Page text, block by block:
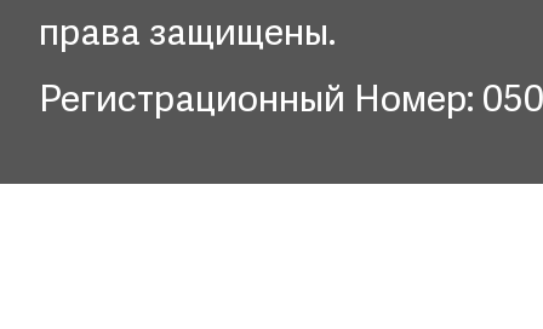
права защищены.
Регистрационный Номер: